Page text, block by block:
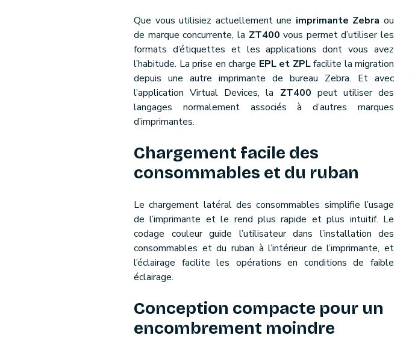
Que vous utilisiez actuellement une imprimante Zebra ou
de marque concurrente, la ZT400 vous permet d’utiliser les
formats d’étiquettes et les applications dont vous avez
l’habitude. La prise en charge EPL et ZPLfacilite la migration
depuis une autre imprimante de bureau Zebra. Et avec
l’application Virtual Devices, la ZT400 peut utiliser des
langages normalement associés à d’autres marques
d’imprimantes.
Chargement facile des
consommables et du ruban
Le chargement latéral des consommables simplifie l’usage
de l’imprimante et le rend plus rapide et plus intuitif. Le
codage couleur guide l’utilisateur dans l’installation des
consommables et du ruban à l’intérieur de l’imprimante, et
l’éclairage facilite les opérations en conditions de faible
éclairage.
Conception compacte pour un
encombrement moindre